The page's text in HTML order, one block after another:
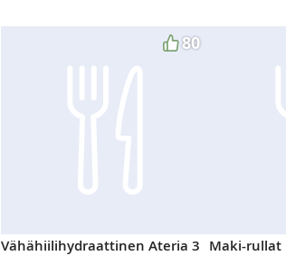
80
Vähähiilihydraattinen Ateria 3 Maki-rullat